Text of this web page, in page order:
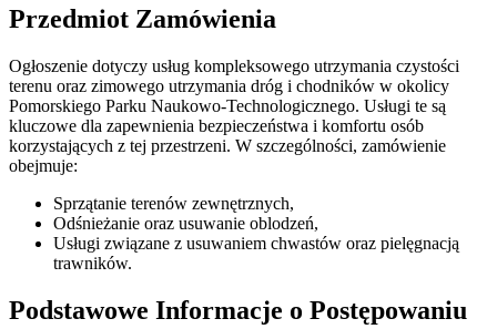
Przedmiot Zamówienia
Ogłoszenie dotyczy usług kompleksowego utrzymania czystości
terenu oraz zimowego utrzymania dróg i chodników w okolicy
Pomorskiego Parku Naukowo-Technologicznego. Usługi te są
kluczowe dla zapewnienia bezpieczeństwa i komfortu osób
korzystających z tej przestrzeni. W szczególności, zamówienie
obejmuje:
Sprzątanie terenów zewnętrznych,
Odśnieżanie oraz usuwanie oblodzeń,
Usługi związane z usuwaniem chwastów oraz pielęgnacją
trawników.
Podstawowe Informacje o Postępowaniu